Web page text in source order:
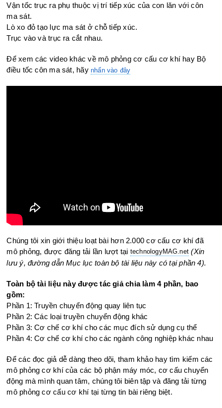
Vận tốc trục ra phụ thuộc vị trí tiếp xúc của con lăn với côn
ma sát.
Lò xo đỏ tạo lực ma sát ở chỗ tiếp xúc.
Trục vào và trục ra cắt nhau.
Để xem các video khác về mô phỏng cơ cấu cơ khí hay Bộ
điều tốc côn ma sát, hãynhấn vào đây
Chúng tôi xin giới thiệu loạt bài hơn 2.000 cơ cấu cơ khí đã
mô phỏng, được đăng tải lần lượt tại technologyMAG.net (Xin
lưu ý, đường dẫn Mục lục toàn bộ tài liệu này có tại phần 4).
Toàn bộ tài liệu này được tác giả chia làm 4 phần, bao
gồm:
Phần 1: Truyền chuyển động quay liên tục
Phần 2: Các loại truyền chuyển động khác
Phần 3: Cơ chế cơ khí cho các mục đích sử dụng cụ thể
Phần 4: Cơ chế cơ khí cho các ngành công nghiệp khác nhau
Để các đọc giả dễ dàng theo dõi, tham khảo hay tìm kiếm các
mô phỏng cơ khí của các bộ phận máy móc, cơ cấu chuyển
động mà mình quan tâm, chúng tôi biên tập và đăng tải từng
mô phỏng cơ cấu cơ khí tại từng tin bài riêng biệt.